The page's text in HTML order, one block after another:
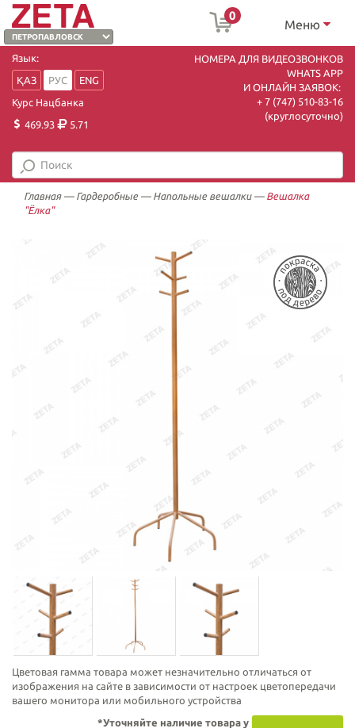
0
Меню
Язык:
ҚАЗ
РУС
ENG
Курс Нацбанка
469.93
5.71
НОМЕРА ДЛЯ ВИДЕОЗВОНКОВ
WHATS APP
И ОНЛАЙН ЗАЯВОК:
+ 7 (747) 510-83-16
(круглосуточно)
Главная— Гардеробные— Напольные вешалки— Вешалка
"Ёлка"
Цветовая гамма товара может незначительно отличаться от
изображения на сайте в зависимости от настроек цветопередачи
вашего монитора или мобильного устройства
*Уточняйте наличие товара у